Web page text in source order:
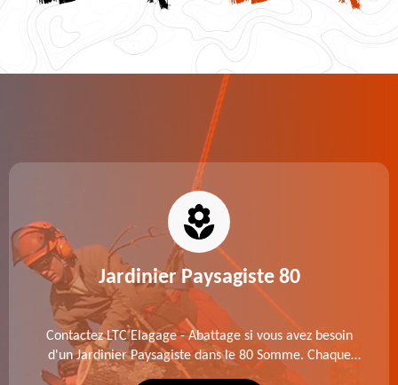
Jardinier Paysagiste 80
Contactez LTC Elagage - Abattage si vous avez besoin
d'un Jardinier Paysagiste dans le 80 Somme. Chaque
intervention est exécutée selon les normes en vigueur.